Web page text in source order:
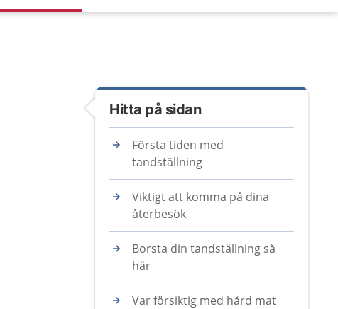
Hitta på sidan
Första tiden med
tandställning
Viktigt att komma på dina
återbesök
Borsta din tandställning så
här
Var försiktig med hård mat